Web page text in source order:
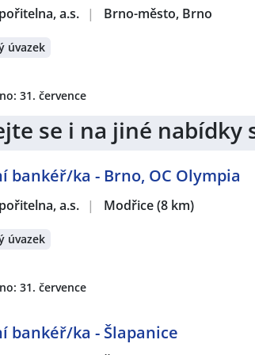
a.s. | Brno-město, Brno
úvazek
31. července
se i na jiné
bankéř/ka - Brno, OC Olympia
a.s. | Modřice(8 km)
úvazek
31. července
bankéř/ka - Šlapanice